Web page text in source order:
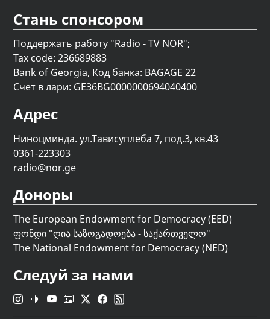
Стань спонсором
Поддержать работу "Radio - TV NOR";
Tax code: 236689883
Bank of Georgia, Код банка: BAGAGE 22
Счет в лари: GE36BG0000000694040400
Адрес
Ниноцминда. ул.Тависуплеба 7, под.3, кв.43
0361-223303
radio@nor.ge
Доноры
The European Endowment for Democracy (EED)
ფონდი "ღია საზოგადოება - საქართველო"
The National Endowment for Democracy (NED)
Следуй за нами